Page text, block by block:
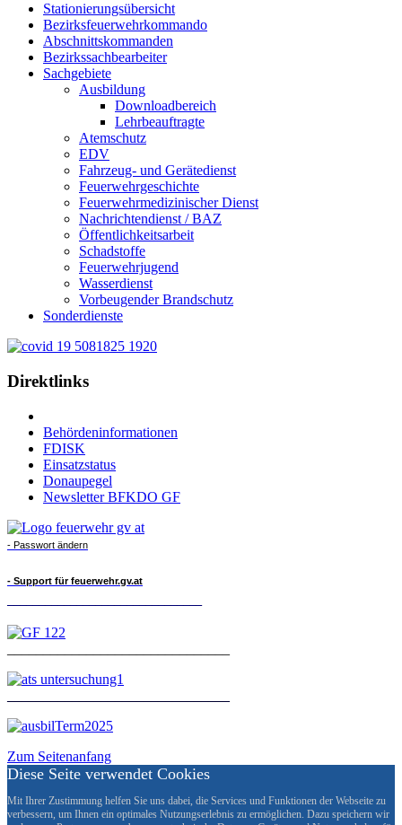
Stationierungsübersicht
Bezirksfeuerwehrkommando
Abschnittskommanden
Bezirkssachbearbeiter
Sachgebiete
Ausbildung
Downloadbereich
Lehrbeauftragte
Atemschutz
EDV
Fahrzeug- und Gerätedienst
Feuerwehrgeschichte
Feuerwehrmedizinischer Dienst
Nachrichtendienst / BAZ
Öffentlichkeitsarbeit
Schadstoffe
Feuerwehrjugend
Wasserdienst
Vorbeugender Brandschutz
Sonderdienste
Direktlinks
Behördeninformationen
FDISK
Einsatzstatus
Donaupegel
Newsletter BFKDO GF
- Passwort ändern
- Support für feuerwehr.gv.at
Zum Seitenanfang
Diese Seite verwendet Cookies
Mit Ihrer Zustimmung helfen Sie uns dabei, die Services und Funktionen der Webseite zu
verbessern, um Ihnen ein optimales Nutzungserlebnis zu ermöglichen. Dazu speichern wir